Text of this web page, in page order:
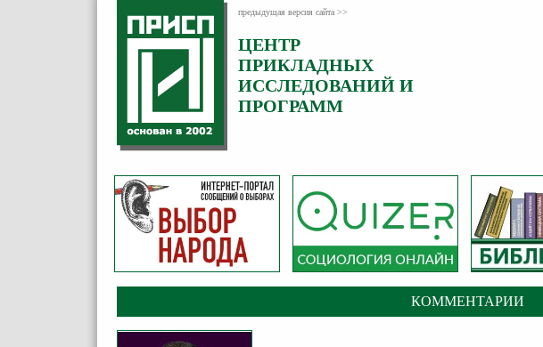
предыдущая версия сайта >>
ЦЕНТР
ПРИКЛАДНЫХ
ИССЛЕДОВАНИЙ И
ПРОГРАММ
КОММЕНТАРИИ